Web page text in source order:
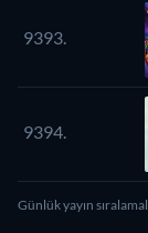
9393.
9394.
Günlük yayın